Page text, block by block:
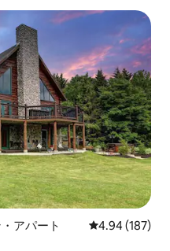
アパート レビュー187
4.94 (187)